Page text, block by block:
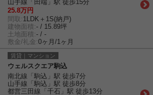
山手線「田端」駅 徒歩15分
25.8万円
間取: 1LDK＋1S(納戸)
建物面積:- / 15.89坪
土地面積:- / -
敷金/礼金:0ヶ月/1ヶ月
賃貸｜マンション
ウェルスクエア駒込
南北線「駒込」駅 徒歩7分
山手線「駒込」駅 徒歩8分
都営三田線「千石」駅 徒歩13分